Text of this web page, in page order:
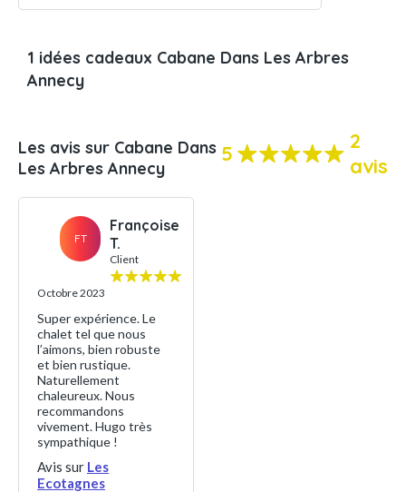
1 idées cadeaux Cabane Dans Les Arbres
Annecy
Les avis sur Cabane Dans
Les Arbres Annecy
5
2
avis
FT
Françoise
T.
Client
Octobre 2023
Super expérience. Le
chalet tel que nous
l’aimons, bien robuste
et bien rustique.
Naturellement
chaleureux. Nous
recommandons
vivement. Hugo très
sympathique !
Avis sur Les
Ecotagnes